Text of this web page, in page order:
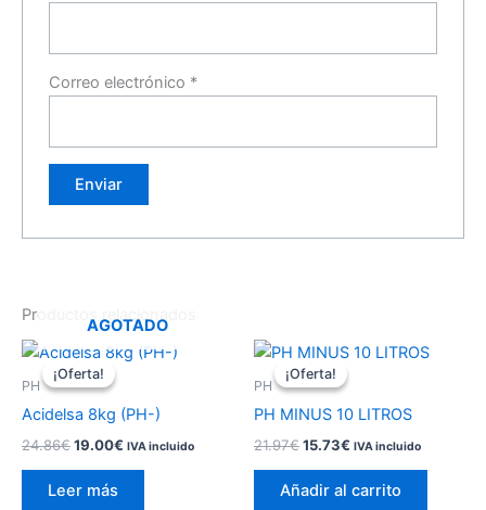
Correo electrónico *
Productos relacionados
¡Oferta!
AGOTADO
¡Oferta!
PH
Acidelsa 8kg (PH-)
24.86€El
original
era:
19.00€ El
IVA incluido
Leer más
¡Oferta!
¡Oferta!
PH
PH MINUS 10 LITROS
21.97€El
original
era:
15.73€ El
actual
es:
IVA incluido
Añadir al carrito